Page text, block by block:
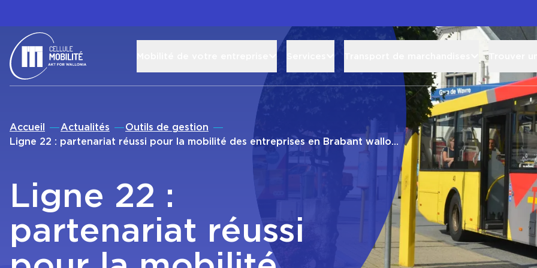
Retour à l'accueil
Accueil Actualités
Outils de gestion
Ligne 22 : partenariat réussi pour la mobilité des entreprises en Brabant wallon
Ligne 22 :
partenariat réussi